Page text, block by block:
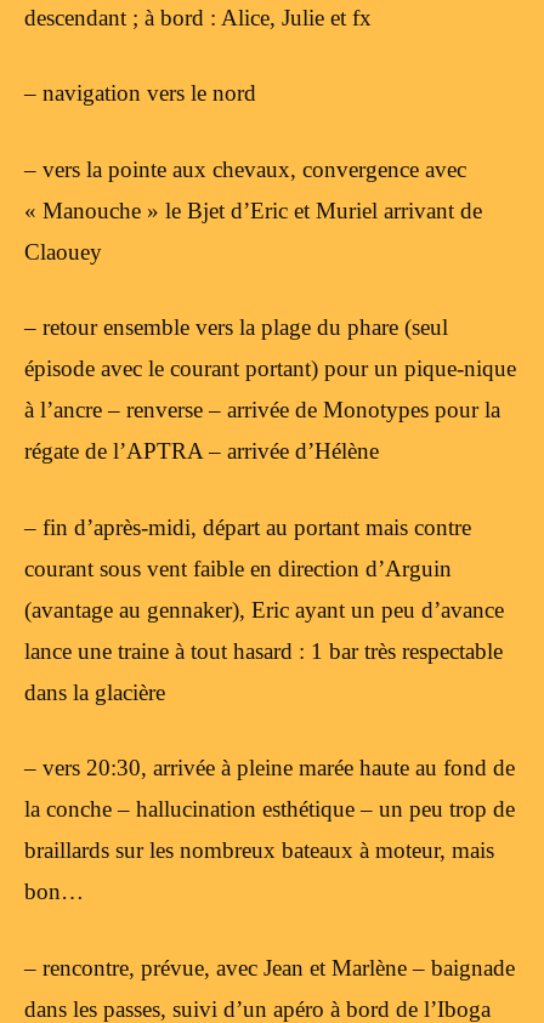
descendant ; à bord : Alice, Julie et fx
– navigation vers le nord
– vers la pointe aux chevaux, convergence avec
« Manouche » le Bjet d’Eric et Muriel arrivant de
Claouey
– retour ensemble vers la plage du phare (seul
épisode avec le courant portant) pour un pique-nique
à l’ancre – renverse – arrivée de Monotypes pour la
régate de l’APTRA – arrivée d’Hélène
– fin d’après-midi, départ au portant mais contre
courant sous vent faible en direction d’Arguin
(avantage au gennaker), Eric ayant un peu d’avance
lance une traine à tout hasard : 1 bar très respectable
dans la glacière
– vers 20:30, arrivée à pleine marée haute au fond de
la conche – hallucination esthétique – un peu trop de
braillards sur les nombreux bateaux à moteur, mais
bon…
– rencontre, prévue, avec Jean et Marlène – baignade
dans les passes, suivi d’un apéro à bord de l’Iboga